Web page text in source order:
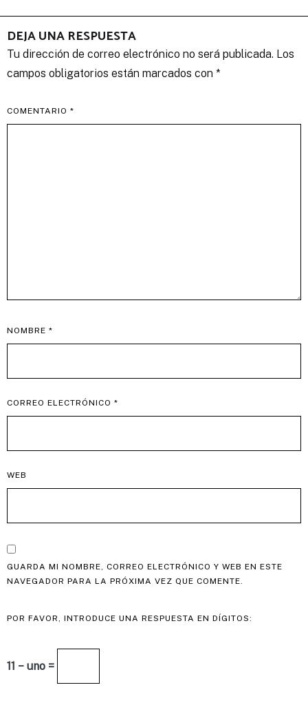
DEJA UNA RESPUESTA
Tu dirección de correo electrónico no será publicada. Los
campos obligatorios están marcados con *
COMENTARIO *
NOMBRE *
CORREO ELECTRÓNICO *
WEB
GUARDA MI NOMBRE, CORREO ELECTRÓNICO Y WEB EN ESTE
NAVEGADOR PARA LA PRÓXIMA VEZ QUE COMENTE.
POR FAVOR, INTRODUCE UNA RESPUESTA EN DÍGITOS:
11 − uno =